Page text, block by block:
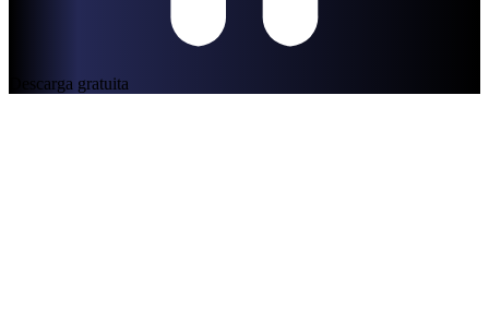
Descarga gratuita